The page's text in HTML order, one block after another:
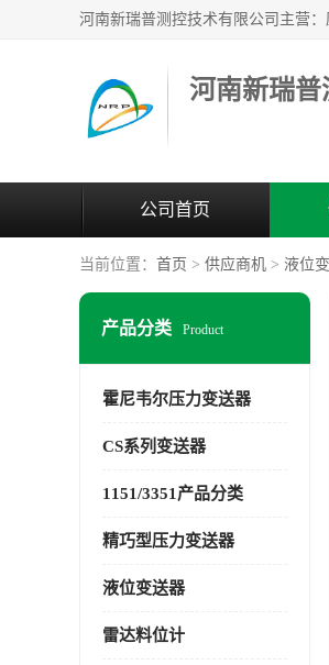
河南新瑞普
公司首页
当前位置： 首页 > 供应商机 > 液位
产品分类 Product
霍尼韦尔压力变送器
CS系列变送器
1151/3351产品分类
精巧型压力变送器
液位变送器
雷达料位计